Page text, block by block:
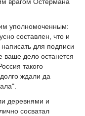
уполномоченным:
составлен, что и
для подписи
ваше дело останется
такого
ждали да
деревнями и
сосватал